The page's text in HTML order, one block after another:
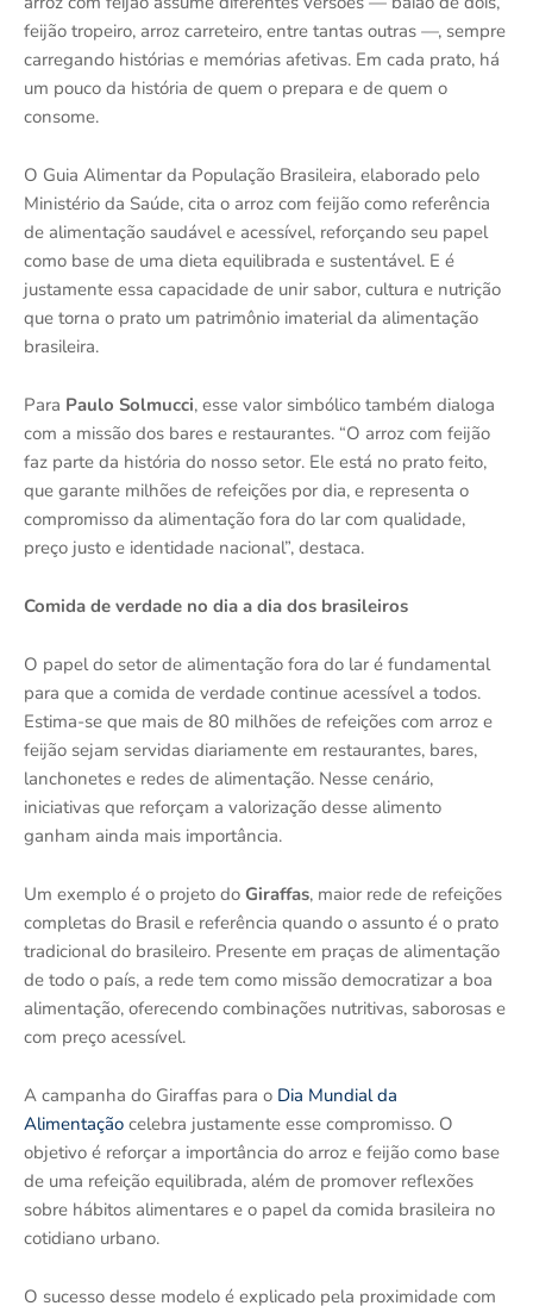
feijão tropeiro, arroz carreteiro, entre tantas outras —, sempre
carregando histórias e memórias afetivas. Em cada prato, há
um pouco da história de quem o prepara e de quem o
consome.
O Guia Alimentar da População Brasileira, elaborado pelo
Ministério da Saúde, cita o arroz com feijão como referência
de alimentação saudável e acessível, reforçando seu papel
como base de uma dieta equilibrada e sustentável. E é
justamente essa capacidade de unir sabor, cultura e nutrição
que torna o prato um patrimônio imaterial da alimentação
brasileira.
Para Paulo Solmucci, esse valor simbólico também dialoga
com a missão dos bares e restaurantes. “O arroz com feijão
faz parte da história do nosso setor. Ele está no prato feito,
que garante milhões de refeições por dia, e representa o
compromisso da alimentação fora do lar com qualidade,
preço justo e identidade nacional”, destaca.
Comida de verdade no dia a dia dos brasileiros
O papel do setor de alimentação fora do lar é fundamental
para que a comida de verdade continue acessível a todos.
Estima-se que mais de 80 milhões de refeições com arroz e
feijão sejam servidas diariamente em restaurantes, bares,
lanchonetes e redes de alimentação. Nesse cenário,
iniciativas que reforçam a valorização desse alimento
ganham ainda mais importância.
Um exemplo é o projeto do Giraffas, maior rede de refeições
completas do Brasil e referência quando o assunto é o prato
tradicional do brasileiro. Presente em praças de alimentação
de todo o país, a rede tem como missão democratizar a boa
alimentação, oferecendo combinações nutritivas, saborosas e
com preço acessível.
A campanha do Giraffas para o Dia Mundial da
Alimentação celebra justamente esse compromisso. O
objetivo é reforçar a importância do arroz e feijão como base
de uma refeição equilibrada, além de promover reflexões
sobre hábitos alimentares e o papel da comida brasileira no
cotidiano urbano.
O sucesso desse modelo é explicado pela proximidade com